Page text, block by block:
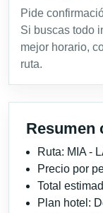
Pide
Si buscas todo
mejor horario,
ruta.
Resumen
Ruta: MIA -
Precio por
Total
Plan hotel: